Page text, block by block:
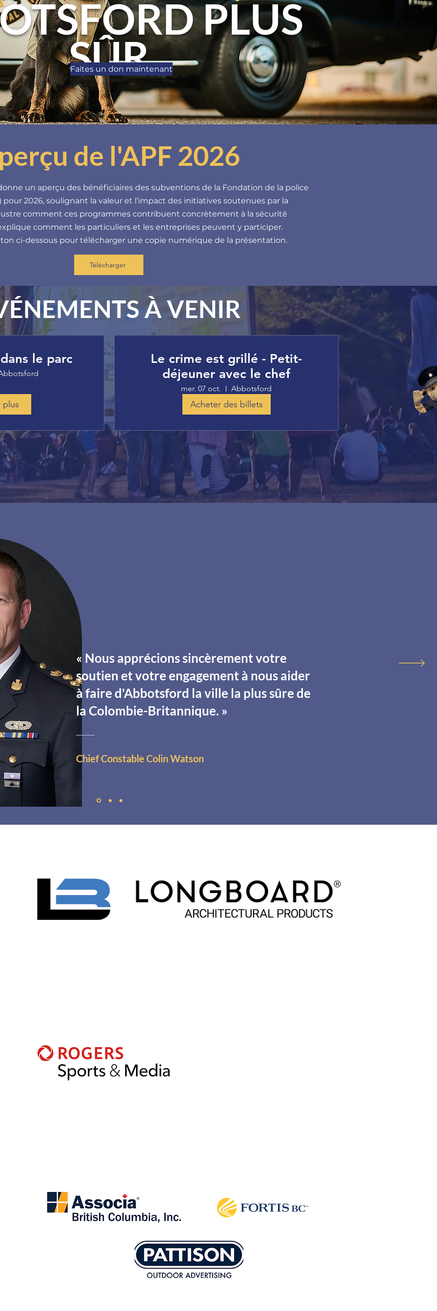
PLUS
SÛR
Faites un don maintenant
de l'APF 2026
un aperçu des bénéficiaires des subventions de la Fondation de la police
pour 2026, soulignant la valeur et l’impact des initiatives soutenues par la
comment ces programmes contribuent concrètement à la sécurité
comment les particuliers et les entreprises peuvent y participer.
ci-dessous pour télécharger une copie numérique de la présentation.
Télécharger
À VENIR
le parc
plus
Le crime est grillé - Petit-
déjeuner avec le chef
mer. 07 oct. Abbotsford
Acheter des billets
« Nous apprécions sincèrement votre
soutien et votre engagement à nous aider
à faire d'Abbotsford la ville la plus sûre de
la Colombie-Britannique. »
Chief Constable Colin Watson